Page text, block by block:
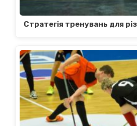
Стратегія тренувань для